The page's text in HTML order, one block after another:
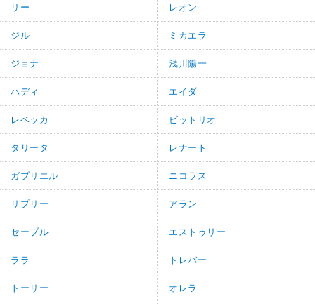
リー レオン
ジル ミカエラ
ジョナ 浅川陽一
ハディ エイダ
レベッカ ビットリオ
タリータ レナート
ガブリエル ニコラス
リプリー アラン
セーブル エストゥリー
ララ トレバー
トーリー オレラ